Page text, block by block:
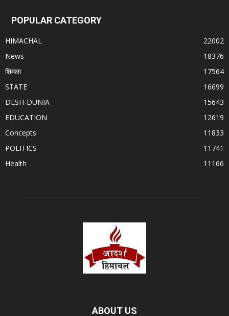
POPULAR CATEGORY
HIMACHAL
22002
News
18376
शिमला
17564
STATE
16699
DESH-DUNIA
15643
EDUCATION
12619
Concepts
11833
POLITICS
11741
Health
11166
ABOUT US